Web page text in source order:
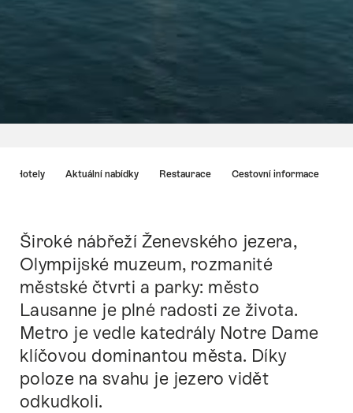
Hotely Aktuální nabídky Restaurace Cestovní informace
Intro
Široké nábřeží Ženevského jezera,
Olympijské muzeum, rozmanité
městské čtvrti a parky: město
Lausanne je plné radosti ze života.
Metro je vedle katedrály Notre Dame
klíčovou dominantou města. Díky
poloze na svahu je jezero vidět
odkudkoli.